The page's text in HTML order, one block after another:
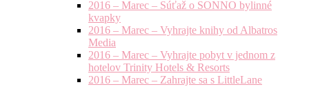
2016 – Marec – Súťaž o SONNO bylinné
kvapky
2016 – Marec – Vyhrajte knihy od Albatros
Media
2016 – Marec – Vyhrajte pobyt v jednom z
hotelov Trinity Hotels & Resorts
2016 – Marec – Zahrajte sa s LittleLane